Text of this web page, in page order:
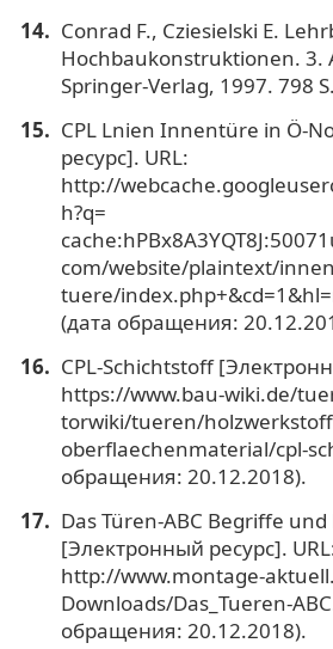
Conrad F., Cziesielski E.
Hochbaukonstruktionen. 3.
Springer-Verlag, 1997. 798 S.
CPL Lnien Innentüre in Ö-
ресурс]. URL:
http://
h?q=
com/website/plaintext/
tuere/
(дата обращения:
CPL-Schichtstoff
https://www.bau-wiki.de/
torwiki/tueren/
oberflaechenmaterial/cpl-
обращения: 20.12.2018).
Das Türen-ABC Begriffe
[Электронный ресурс].
http://www.montage-
Downloads/Das_Tueren-
обращения: 20.12.2018).